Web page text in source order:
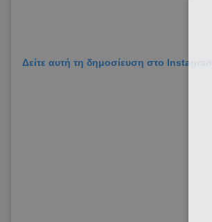
Δείτε αυτή τη δημοσίευση στο Instagram.